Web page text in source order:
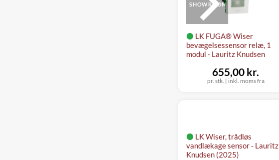
LK FUGA® Wiser
bevægelsessensor relæ, 1
modul - Lauritz Knudsen
SHOWROOM
pr. stk. | inkl. moms fra
655,00 kr.
LK Wiser, trådløs
vandlækage sensor - Lauritz
Knudsen (2025)